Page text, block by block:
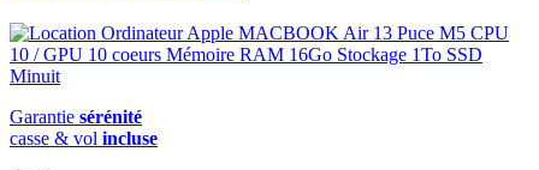
Garantie sérénité
casse & vol incluse